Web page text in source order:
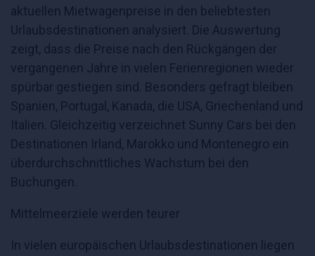
aktuellen Mietwagenpreise in den beliebtesten
Urlaubsdestinationen analysiert. Die Auswertung
zeigt, dass die Preise nach den Rückgängen der
vergangenen Jahre in vielen Ferienregionen wieder
spürbar gestiegen sind. Besonders gefragt bleiben
Spanien, Portugal, Kanada, die USA, Griechenland und
Italien. Gleichzeitig verzeichnet Sunny Cars bei den
Destinationen Irland, Marokko und Montenegro ein
überdurchschnittliches Wachstum bei den
Buchungen.
Mittelmeerziele werden teurer
In vielen europäischen Urlaubsdestinationen liegen